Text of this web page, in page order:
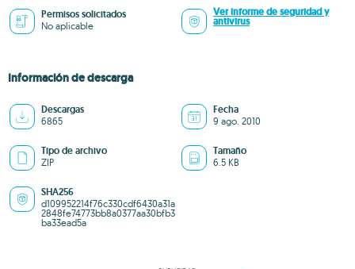
Permisos solicitados
No aplicable
Ver informe de seguridad y
antivirus
Información de descarga
Descargas
6865
Fecha
9 ago. 2010
Tipo de archivo
ZIP
Tamaño
6.5 KB
SHA256
d109952214f76c330cdf6430a31a
2848fe74773bb8a0377aa30bfb3
ba33ead5a